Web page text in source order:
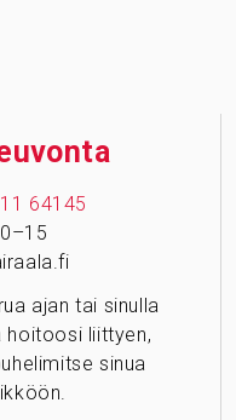
64145
ajan tai sinulla
hoitoosi liittyen,
sinua